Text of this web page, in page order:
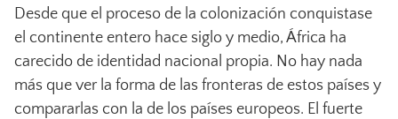
Desde que el proceso de la colonización conquistase
el continente entero hace siglo y medio, África ha
carecido de identidad nacional propia. No hay nada
más que ver la forma de las fronteras de estos países y
compararlas con la de los países europeos. El fuerte